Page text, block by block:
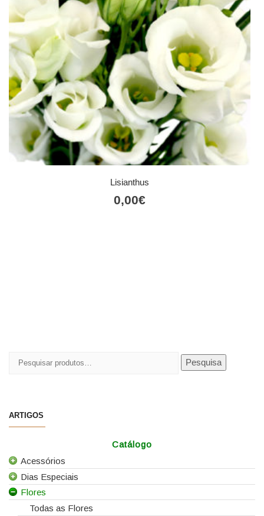
Lisianthus
0,00€
Pesquisar
Pesquisa
ARTIGOS
Catálogo
Acessórios
Todos os Acessórios
Alfinetes
Arames
Dias Especiais
25 de Abril
Casamentos
Flores
Todas as Flores